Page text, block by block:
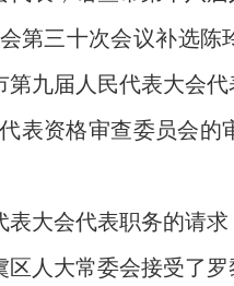
第三十次会议补选
九届人民代表大会代
表资格审查委员会的
大会代表职务的请求
人大常委会接受了